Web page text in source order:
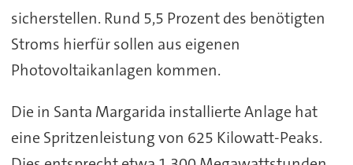
sicherstellen. Rund 5,5 Prozent des benötigten
Stroms hierfür sollen aus eigenen
Photovoltaikanlagen kommen.
Die in Santa Margarida installierte Anlage hat
eine Spritzenleistung von 625 Kilowatt-Peaks.